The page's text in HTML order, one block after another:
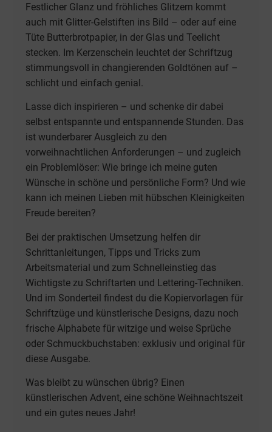
Festlicher Glanz und fröhliches Glitzern kommt
auch mit Glitter-Gelstiften ins Bild – oder auf eine
Tüte Butterbrotpapier, in der Glas und Teelicht
stecken. Im Kerzenschein leuchtet der Schriftzug
stimmungsvoll in changierenden Goldtönen auf –
schlicht und einfach genial.
Lasse dich inspirieren – und schenke dir dabei
selbst entspannte und entspannende Stunden. Das
ist wunderbarer Ausgleich zu den
vorweihnachtlichen Anforderungen – und zugleich
ein Problemlöser: Wie bringe ich meine guten
Wünsche in schöne und persönliche Form? Und wie
kann ich meinen Lieben mit hübschen Kleinigkeiten
Freude bereiten?
Bei der praktischen Umsetzung helfen dir
Schrittanleitungen, Tipps und Tricks zum
Arbeitsmaterial und zum Schnelleinstieg das
Wichtigste zu Schriftarten und Lettering-Techniken.
Und im Sonderteil findest du die Kopiervorlagen für
Schriftzüge und künstlerische Designs, dazu noch
frische Alphabete für witzige und weise Sprüche
oder Schmuckbuchstaben: exklusiv und original für
diese Ausgabe.
Was bleibt zu wünschen übrig? Einen
künstlerischen Advent, eine schöne Weihnachtszeit
und ein gutes neues Jahr!